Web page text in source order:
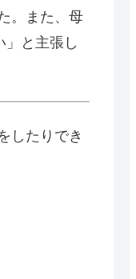
。また、母
」と主張し
したりでき